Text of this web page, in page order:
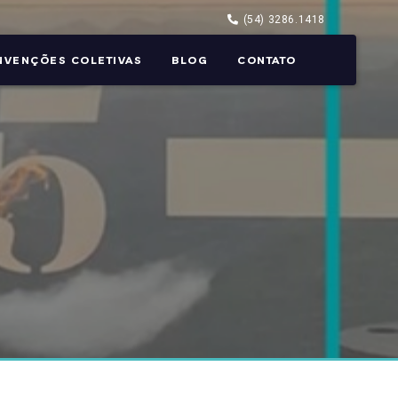
(54) 3286.1418
COLETIVAS BLOG CONTATO